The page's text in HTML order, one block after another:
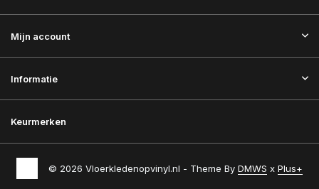
Mijn account
Informatie
Keurmerken
© 2026 Vloerkledenopvinyl.nl - Theme By DMWS x Plus+